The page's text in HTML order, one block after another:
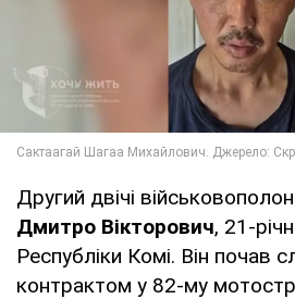
Другий двічі
Дмитро Вікторович, 21-
Республіки Комі. Він почав
контрактом у 82-му